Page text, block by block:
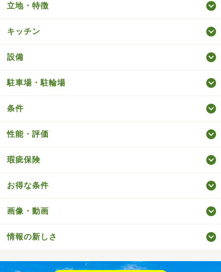
立地・特徴
キッチン
設備
駐車場・駐輪場
条件
性能・評価
瑕疵保険
お得な条件
画像・動画
情報の新しさ